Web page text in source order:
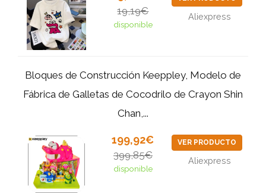
19,19€
disponible
Aliexpress
Bloques de Construcción Keeppley, Modelo de
Fábrica de Galletas de Cocodrilo de Crayon Shin
Chan,...
199,92€
399,85€
disponible
VER PRODUCTO
Aliexpress